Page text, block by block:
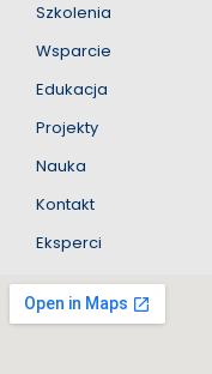
Szkolenia
Wsparcie
Edukacja
Projekty
Nauka
Kontakt
Eksperci